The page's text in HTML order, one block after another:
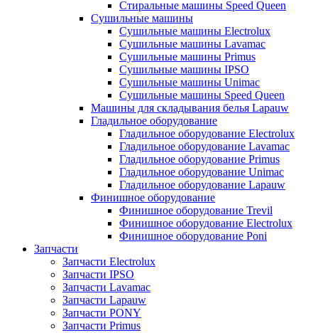
Стиральные машины Speed Queen
Сушильные машины
Сушильные машины Electrolux
Сушильные машины Lavamac
Сушильные машины Primus
Сушильные машины IPSO
Сушильные машины Unimac
Сушильные машины Speed Queen
Машины для складывания белья Lapauw
Гладильное оборудование
Гладильное оборудование Electrolux
Гладильное оборудование Lavamac
Гладильное оборудование Primus
Гладильное оборудование Unimac
Гладильное оборудование Lapauw
Финишное оборудование
Финишное оборудование Trevil
Финишное оборудование Electrolux
Финишное оборудование Poni
Запчасти
Запчасти Electrolux
Запчасти IPSO
Запчасти Lavamac
Запчасти Lapauw
Запчасти PONY
Запчасти Primus